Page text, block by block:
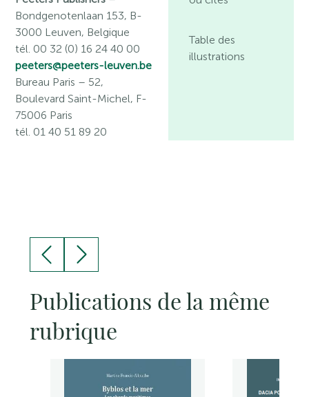
Bondgenotenlaan 153, B-
3000 Leuven, Belgique
tél. 00 32 (0) 16 24 40 00
peeters@peeters-leuven.be
Bureau Paris – 52,
Boulevard Saint-Michel, F-
75006 Paris
tél. 01 40 51 89 20
Table des
illustrations
Publications de la même
rubrique